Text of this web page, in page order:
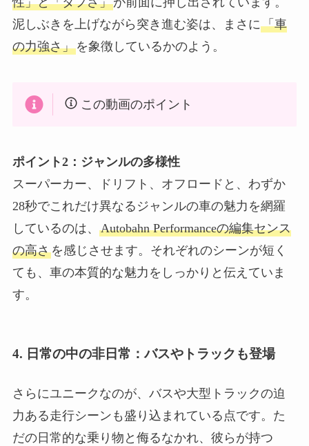
泥しぶきを上げながら突き進む姿は、まさに「車
の力強さ」を象徴しているかのよう。
この動画のポイント
ポイント2：ジャンルの多様性
スーパーカー、ドリフト、オフロードと、わずか
28秒でこれだけ異なるジャンルの車の魅力を網羅
しているのは、 Autobahn Performanceの編集センス
の高さを感じさせます。それぞれのシーンが短く
ても、車の本質的な魅力をしっかりと伝えていま
す。
4. 日常の中の非日常：バスやトラックも登場
さらにユニークなのが、バスや大型トラックの迫
力ある走行シーンも盛り込まれている点です。た
だの日常的な乗り物と侮るなかれ、彼らが持つ